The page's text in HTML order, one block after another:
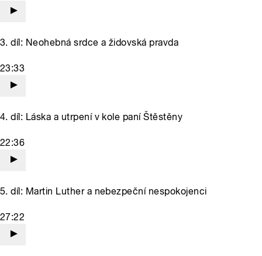
3. díl: Neohebná srdce a židovská pravda
23:33
4. díl: Láska a utrpení v kole paní Štěstěny
22:36
5. díl: Martin Luther a nebezpeční nespokojenci
27:22